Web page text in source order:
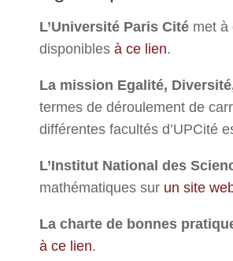
L’Université Paris Cité met à
disponibles à ce lien.
La mission Egalité,
termes de déroulement de
différentes facultés d’UPCité
L’Institut National des
mathématiques sur un site
La charte de bonnes
à ce lien.